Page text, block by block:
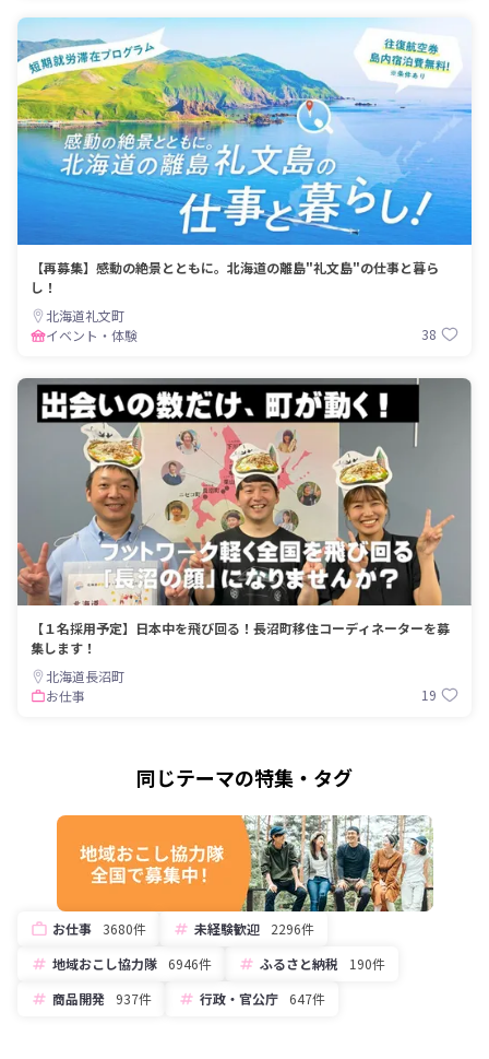
【再募集】感動の絶景とともに。北海道の離島"礼文島"の仕事と暮ら
し！
北海道礼文町
イベント・体験
38
【１名採用予定】日本中を飛び回る！長沼町移住コーディネーターを募
集します！
北海道長沼町
お仕事
19
同じテーマの特集・タグ
お仕事 3680件 未経験歓迎
2296件
地域おこし協力隊
6946件 ふるさと納税
190件
商品開発
937件 行政・官公庁 647件